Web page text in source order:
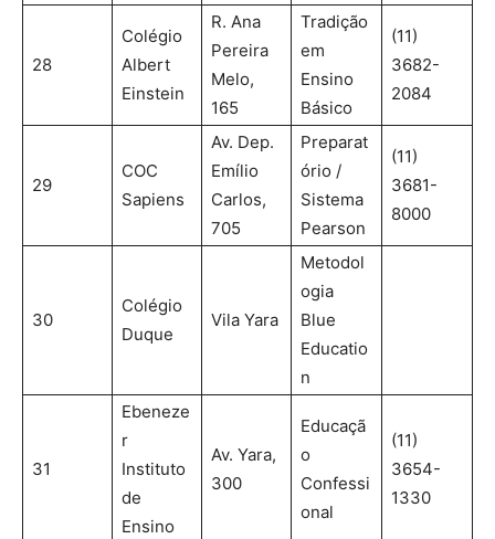
28
Colégio
Albert
Einstein
R. Ana
Pereira
Melo,
165
Tradição
em
Ensino
Básico
(11)
3682-
2084
29
COC
Sapiens
Av. Dep.
Emílio
Carlos,
705
Preparat
ório /
Sistema
Pearson
(11)
3681-
8000
30
Colégio
Duque
Vila Yara
Metodol
ogia
Blue
Educatio
n
31
Ebeneze
r
Instituto
de
Ensino
Av. Yara,
300
Educaçã
o
Confessi
onal
(11)
3654-
1330